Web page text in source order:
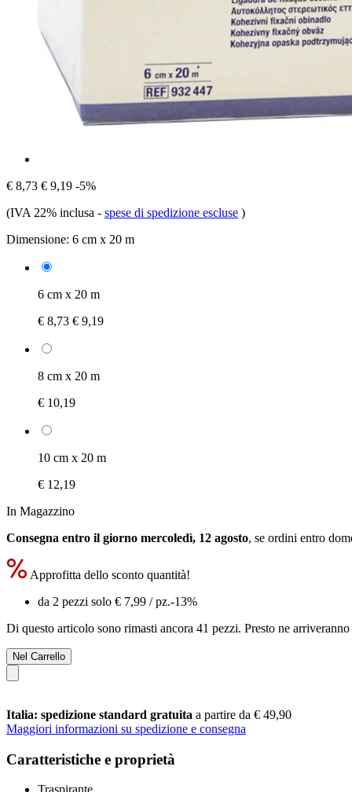
€ 8,73 € 9,19 -5%
(IVA 22% inclusa - spese di spedizione escluse )
Dimensione: 6 cm x 20 m
6 cm x 20 m
€ 8,73 € 9,19
8 cm x 20 m
€ 10,19
10 cm x 20 m
€ 12,19
In Magazzino
Consegna entro il giorno mercoledì, 12 agosto, se ordini entro
Approfitta dello sconto quantità!
da 2 pezzi solo € 7,99 / pz.-13%
Di questo articolo sono rimasti ancora 41 pezzi. Presto ne
Nel Carrello
Italia: spedizione standard gratuita a partire da € 49,90
Maggiori informazioni su spedizione e consegna
Caratteristiche e proprietà